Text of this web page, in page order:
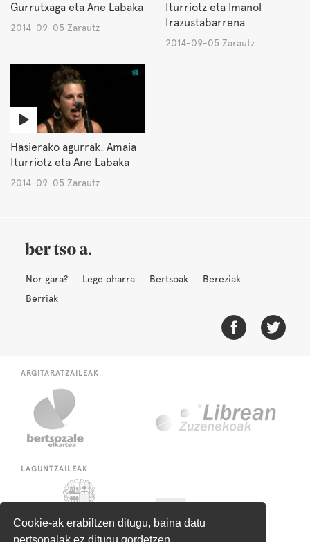
Cookie-ak erabiltzen ditugu, baina datu
pertsonalak ez ditugu gordetzen
Gurrutxaga eta Ane Labaka
2014-09-05 Zarautz
Iturriotz eta Imanol
Irazustabarrena
2014-09-05 Zarautz
Hasierako agurrak. Amaia
Iturriotz eta Ane Labaka
2014-09-05 Zarautz
Nor gara? Lege oharra Bertsoak
Bereziak
Berriak
ARGITARATZAILEAK
LAGUNTZAILEAK